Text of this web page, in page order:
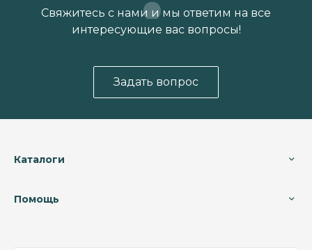
Свяжитесь с нами и мы ответим на все
интересующие вас вопросы!
Задать вопрос
Каталоги
Помощь